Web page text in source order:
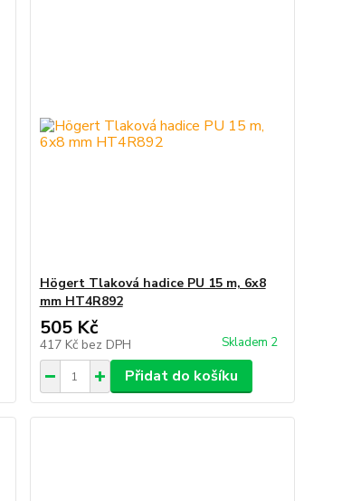
Högert Tlaková hadice PU 15 m, 6x8
mm HT4R892
505 Kč
417 Kč bez DPH Skladem 2
Přidat do košíku